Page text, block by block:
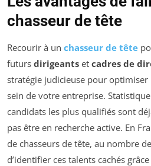
chasseur de tête
Recourir à un chasseur de tête
futurs dirigeants et cadres de
stratégie judicieuse pour optimiser
sein de votre entreprise.
candidats les plus qualifiés sont
pas être en recherche active. En
de chasseurs de tête, au nombre
d’identifier ces talents cachés